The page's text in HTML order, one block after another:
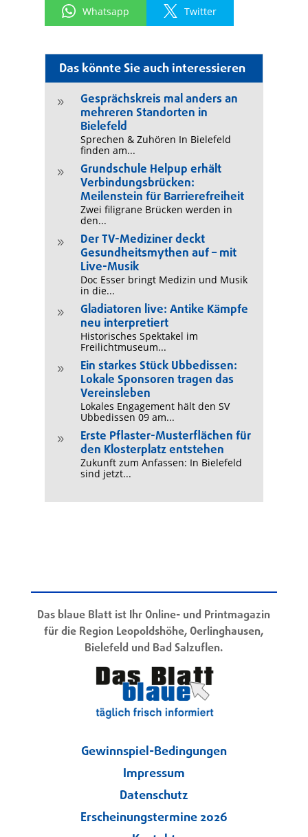
Das könnte Sie auch interessieren
9
Gesprächskreis mal anders an
mehreren Standorten in
Bielefeld
Sprechen & Zuhören In Bielefeld
finden am...
9
Grundschule Helpup erhält
Verbindungsbrücken:
Meilenstein für Barrierefreiheit
Zwei filigrane Brücken werden in
den...
9
Der TV-Mediziner deckt
Gesundheitsmythen auf – mit
Live-Musik
Doc Esser bringt Medizin und Musik
in die...
9
Gladiatoren live: Antike Kämpfe
neu interpretiert
Historisches Spektakel im
Freilichtmuseum...
9
Ein starkes Stück Ubbedissen:
Lokale Sponsoren tragen das
Vereinsleben
Lokales Engagement hält den SV
Ubbedissen 09 am...
9
Erste Pflaster-Musterflächen für
den Klosterplatz entstehen
Zukunft zum Anfassen: In Bielefeld
sind jetzt...
Whatsapp Twitter
Das blaue Blatt ist Ihr Online- und Printmagazin
für die Region Leopoldshöhe, Oerlinghausen,
Bielefeld und Bad Salzuflen.
Gewinnspiel-Bedingungen
Impressum
Datenschutz
Erscheinungstermine 2026